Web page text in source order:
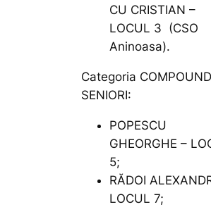
CU CRISTIAN –
LOCUL 3 (CSO
Aninoasa).
Categoria COMPOUND
SENIORI:
POPESCU
GHEORGHE –
5;
RĂDOI
LOCUL 7;